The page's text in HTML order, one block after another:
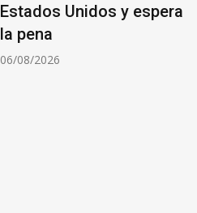
Estados Unidos y espera
la pena
06/08/2026